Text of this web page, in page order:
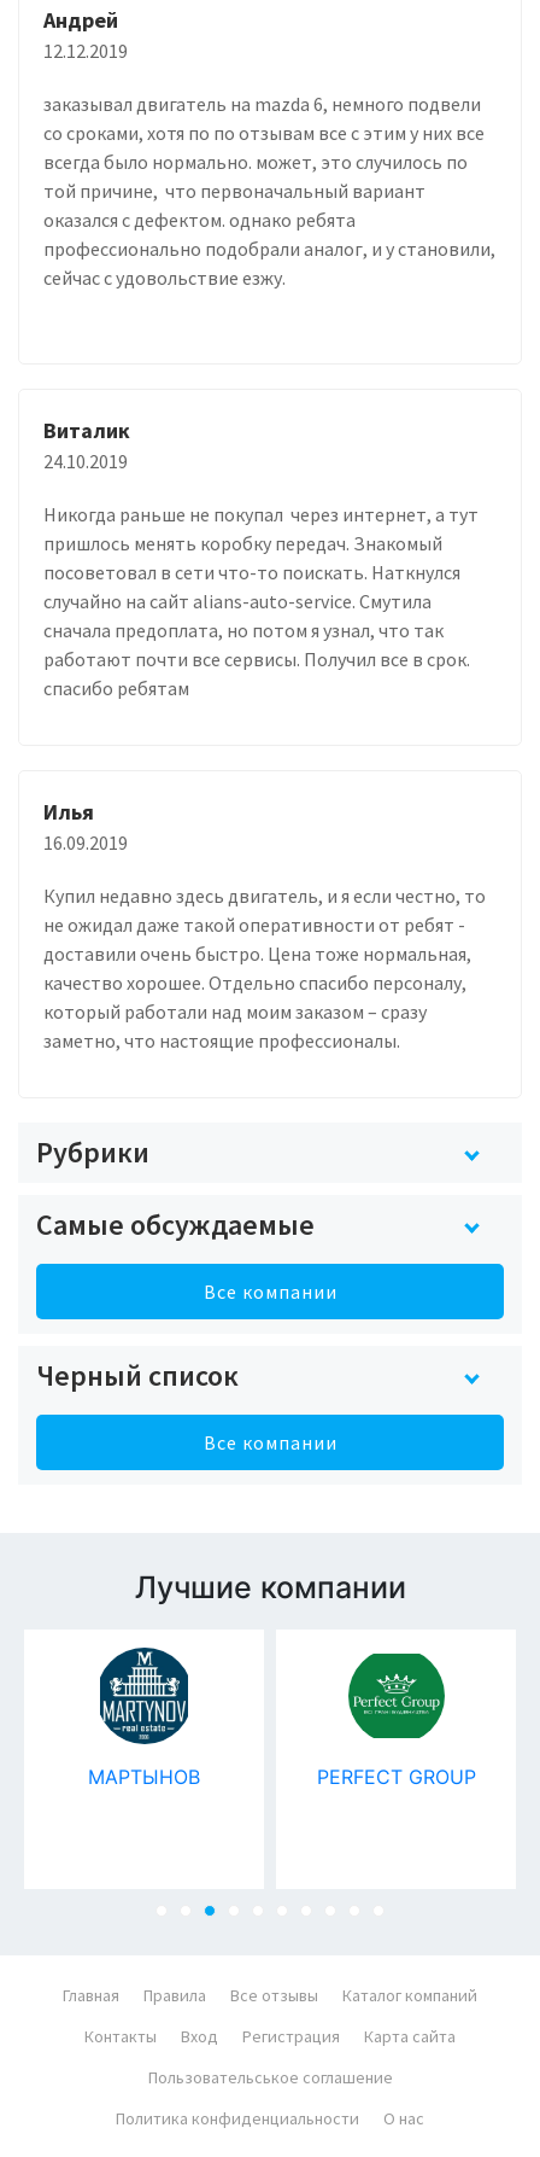
Андрей
12.12.2019
заказывал двигатель на mazda 6, немного подвели
со сроками, хотя по по отзывам все с этим у них все
всегда было нормально. может, это случилось по
той причине, что первоначальный вариант
оказался с дефектом. однако ребята
профессионально подобрали аналог, и у становили,
сейчас с удовольствие езжу.
Виталик
24.10.2019
Никогда раньше не покупал через интернет, а тут
пришлось менять коробку передач. Знакомый
посоветовал в сети что-то поискать. Наткнулся
случайно на сайт alians-auto-service. Смутила
сначала предоплата, но потом я узнал, что так
работают почти все сервисы. Получил все в срок.
спасибо ребятам
Илья
16.09.2019
Купил недавно здесь двигатель, и я если честно, то
не ожидал даже такой оперативности от ребят -
доставили очень быстро. Цена тоже нормальная,
качество хорошее. Отдельно спасибо персоналу,
который работали над моим заказом – сразу
заметно, что настоящие профессионалы.
Рубрики
Самые обсуждаемые
Все компании
Черный список
Все компании
Лучшие компании
МАРТЫНОВ PERFECT GROUP
Главная Правила Все отзывы
Каталог компаний
Контакты
Вход Регистрация
Карта сайта
Пользовательськое соглашение
Политика конфиденциальности
О нас